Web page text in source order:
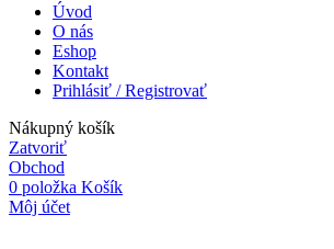
Úvod
O nás
Eshop
Kontakt
Prihlásiť / Registrovať
Nákupný košík
Zatvoriť
Obchod
0 položka Košík
Môj účet